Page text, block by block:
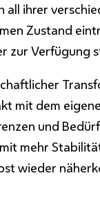
ihrer
Zustand
zur Verfügung
mit dem
und
mehr
wieder